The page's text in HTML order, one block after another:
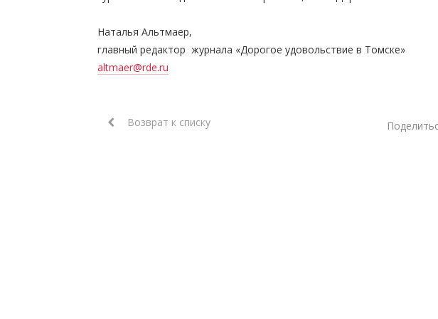
Наталья Альтмаер,
главный редактор журнала «Дорогое удовольствие в Томске»
altmaer@rde.ru
Возврат к списку